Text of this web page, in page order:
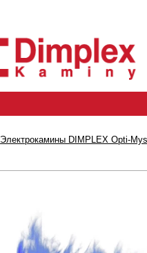
Электрокамины DIMPLEX Opti-